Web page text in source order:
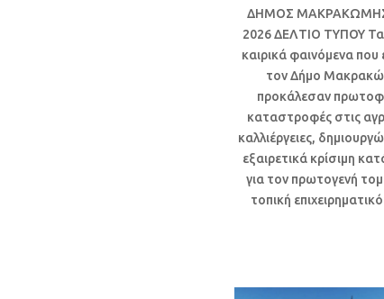
ΔΗΜΟΣ
2026 ΔΕΛΤΙΟ ΤΥΠΟΥ Τα
καιρικά φαινόμενα που
τον Δήμο
προκάλεσαν
καταστροφές στις
καλλιέργειες,
εξαιρετικά κρίσιμη
για τον πρωτογενή
τοπική